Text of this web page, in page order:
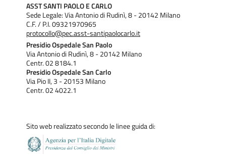
ASST SANTI PAOLO E CARLO
Sede Legale: Via Antonio di Rudinì, 8 - 20142 Milano
C.F. / P.I. 09321970965
protocollo@pec.asst-santipaolocarlo.it
Presidio Ospedale San Paolo
Via Antonio di Rudinì, 8 - 20142 Milano
Centr. 02 8184.1
Presidio Ospedale San Carlo
Via Pio II, 3 - 20153 Milano
Centr. 02 4022.1
Sito web realizzato secondo le linee guida di: